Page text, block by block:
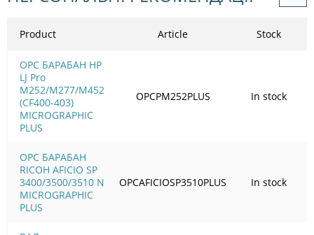
Product
OPC БАРАБАН HP
LJ Pro
M252/M277/M452
(CF400-403)
MICROGRAPHIC
PLUS
OPC БАРАБАН
RICOH AFICIO SP
3400/3500/3510 N
MICROGRAPHIC
PLUS
Article Stock
OPCPM252PLUS In stock
OPCAFICIOSP3510PLUS In stock